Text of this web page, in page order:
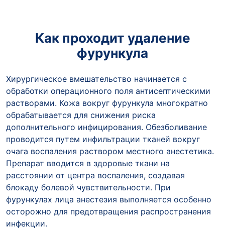
Как проходит удаление
фурункула
Хирургическое вмешательство начинается с
обработки операционного поля антисептическими
растворами. Кожа вокруг фурункула многократно
обрабатывается для снижения риска
дополнительного инфицирования. Обезболивание
проводится путем инфильтрации тканей вокруг
очага воспаления раствором местного анестетика.
Препарат вводится в здоровые ткани на
расстоянии от центра воспаления, создавая
блокаду болевой чувствительности. При
фурункулах лица анестезия выполняется особенно
осторожно для предотвращения распространения
инфекции.